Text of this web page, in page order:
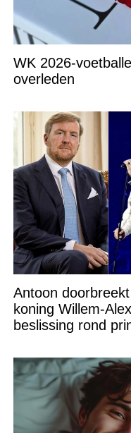
WK 2026-
overleden
Antoon
koning Willem-
beslissing rond